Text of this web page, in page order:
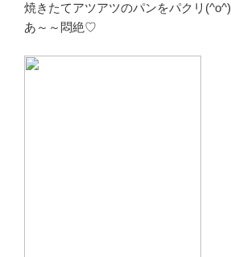
焼きたてアツアツのパンをパクリ(^o^)
あ～～悶絶♡